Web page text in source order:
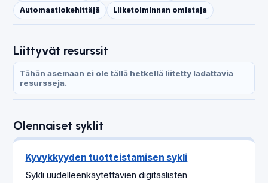
Automaatiokehittäjä
Liiketoiminnan omistaja
Liittyvät resurssit
Tähän asemaan ei ole tällä hetkellä liitetty ladattavia
resursseja.
Olennaiset syklit
Kyvykkyyden tuotteistamisen sykli
Sykli uudelleenkäytettävien digitaalisten